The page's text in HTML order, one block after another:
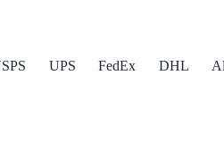
UPS FedEx DHL